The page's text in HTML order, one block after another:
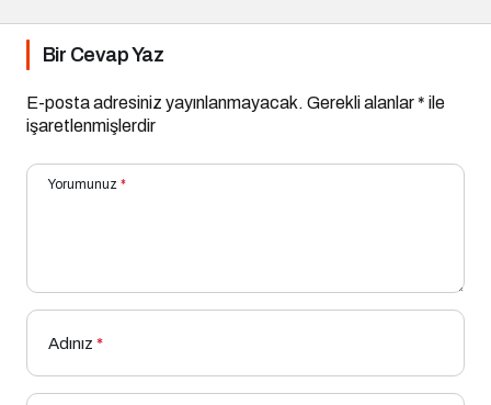
Bir Cevap Yaz
E-posta adresiniz yayınlanmayacak. Gerekli alanlar* ile
işaretlenmişlerdir
Yorumunuz *
Adınız *